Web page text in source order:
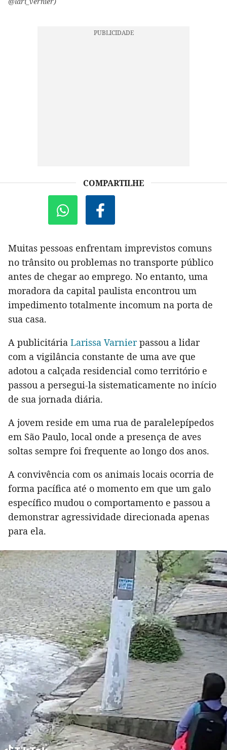
COMPARTILHE
Muitas pessoas enfrentam imprevistos comuns
no trânsito ou problemas no transporte público
antes de chegar ao emprego. No entanto, uma
moradora da capital paulista encontrou um
impedimento totalmente incomum na porta de
sua casa.
A publicitária Larissa Varnierpassou a lidar
com a vigilância constante de uma ave que
adotou a calçada residencial como território e
passou a persegui-la sistematicamente no início
de sua jornada diária.
A jovem reside em uma rua de paralelepípedos
em São Paulo, local onde a presença de aves
soltas sempre foi frequente ao longo dos anos.
A convivência com os animais locais ocorria de
forma pacífica até o momento em que um galo
específico mudou o comportamento e passou a
demonstrar agressividade direcionada apenas
para ela.